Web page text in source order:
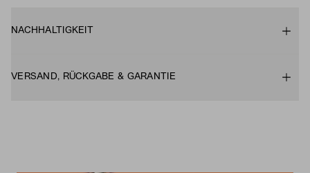
NACHHALTIGKEIT
VERSAND, RÜCKGABE & GARANTIE